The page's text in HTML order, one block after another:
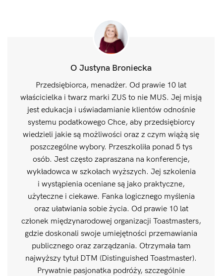
O Justyna Broniecka
Przedsiębiorca, menadżer. Od prawie 10 lat
właścicielka i twarz marki ZUS to nie MUS. Jej misją
jest edukacja i uświadamianie klientów odnośnie
systemu podatkowego Chce, aby przedsiębiorcy
wiedzieli jakie są możliwości oraz z czym wiążą się
poszczególne wybory. Przeszkoliła ponad 5 tys
osób. Jest często zapraszana na konferencje,
wykładowca w szkołach wyższych. Jej szkolenia
i wystąpienia oceniane są jako praktyczne,
użyteczne i ciekawe. Fanka logicznego myślenia
oraz ułatwiania sobie życia. Od prawie 10 lat
członek międzynarodowej organizacji Toastmasters,
gdzie doskonali swoje umiejętności przemawiania
publicznego oraz zarządzania. Otrzymała tam
najwyższy tytuł DTM (Distinguished Toastmaster).
Prywatnie pasjonatka podróży, szczególnie